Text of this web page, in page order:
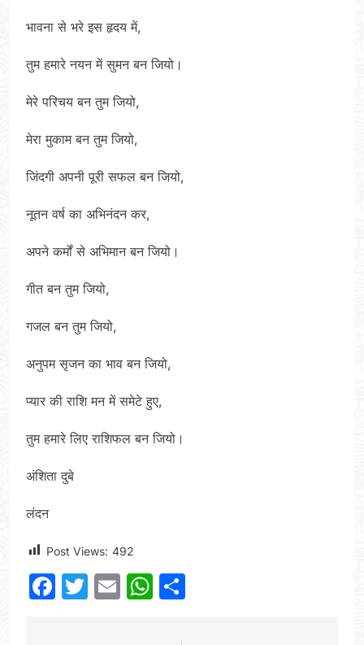
भावना से भरे इस हृदय में,
तुम हमारे नयन में सुमन बन जियो।
मेरे परिचय बन तुम जियो,
मेरा मुकाम बन तुम जियो,
जिंदगी अपनी पूरी सफल बन जियो,
नूतन वर्ष का अभिनंदन कर,
अपने कर्मों से अभिमान बन जियो।
गीत बन तुम जियो,
गजल बन तुम जियो,
अनुपम सृजन का भाव बन जियो,
प्यार की राशि मन में समेटे हुए,
तुम हमारे लिए राशिफल बन जियो।
अंशिता दुबे
लंदन
Post Views: 492
Facebook
Twitter
EmailWhatsApp